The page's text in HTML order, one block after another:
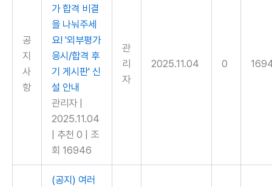
공
지
사
항
가 합격 비결
을 나눠주세
요! '외부평가
응시/합격 후
기 게시판' 신
설 안내
관리자
2025.11.04
추천 0
조
회 16946
관
리
자
2025.11.04 0
(공지) 여러